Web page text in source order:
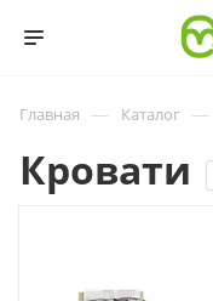
Главная — Каталог —
Кровати